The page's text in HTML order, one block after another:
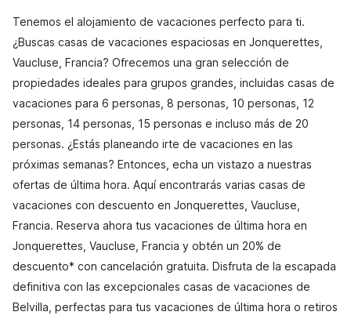
Tenemos el alojamiento de vacaciones perfecto para ti.
¿Buscas casas de vacaciones espaciosas en Jonquerettes,
Vaucluse, Francia? Ofrecemos una gran selección de
propiedades ideales para grupos grandes, incluidas casas de
vacaciones para 6 personas, 8 personas, 10 personas, 12
personas, 14 personas, 15 personas e incluso más de 20
personas. ¿Estás planeando irte de vacaciones en las
próximas semanas? Entonces, echa un vistazo a nuestras
ofertas de última hora. Aquí encontrarás varias casas de
vacaciones con descuento en Jonquerettes, Vaucluse,
Francia. Reserva ahora tus vacaciones de última hora en
Jonquerettes, Vaucluse, Francia y obtén un 20% de
descuento* con cancelación gratuita. Disfruta de la escapada
definitiva con las excepcionales casas de vacaciones de
Belvilla, perfectas para tus vacaciones de última hora o retiros